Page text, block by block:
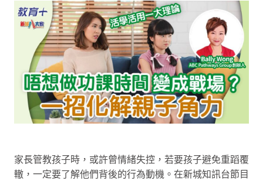
家長管教孩子時，或許曾情緒失控，若要孩子避免重蹈覆
轍，一定要了解他們背後的行為動機。在新城知訊台節目